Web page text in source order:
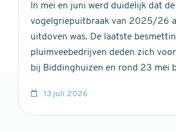
In mei en juni werd duidelijk dat de
vogelgriepuitbraak van 2025/26
uitdoven was. De laatste
pluimveebedrijven deden zich
bij Biddinghuizen en rond 23 mei
13 juli 2026